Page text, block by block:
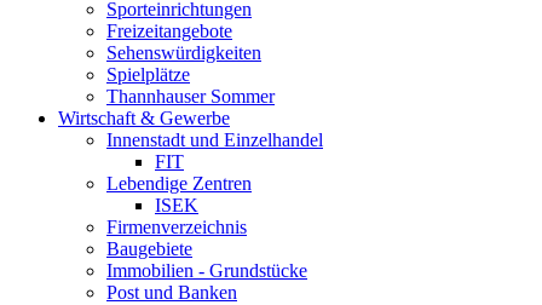
Sporteinrichtungen
Freizeitangebote
Sehenswürdigkeiten
Spielplätze
Thannhauser Sommer
Wirtschaft & Gewerbe
Innenstadt und Einzelhandel
FIT
Lebendige Zentren
ISEK
Firmenverzeichnis
Baugebiete
Immobilien - Grundstücke
Post und Banken